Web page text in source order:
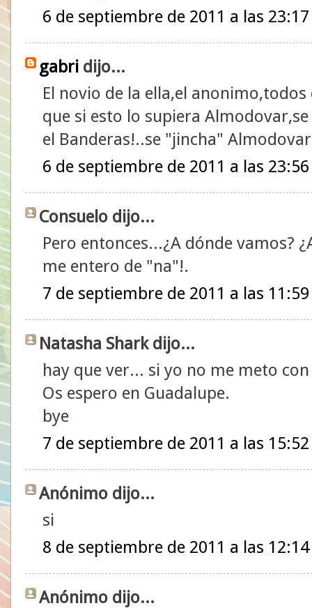
6 de septiembre de 2011 a las 23:17
gabri dijo...
El novio de la ella,el
que si esto lo supiera
el Banderas!..se "jincha"
6 de septiembre de 2011 a las 23:56
Consuelo dijo...
Pero entonces...¿A dónde vamos?
me entero de "na"!.
7 de septiembre de 2011 a las 11:59
Natasha Shark dijo...
hay que ver... si yo no me meto
Os espero en Guadalupe.
bye
7 de septiembre de 2011 a las 15:52
Anónimo dijo...
si
8 de septiembre de 2011 a las 12:14
Anónimo dijo...